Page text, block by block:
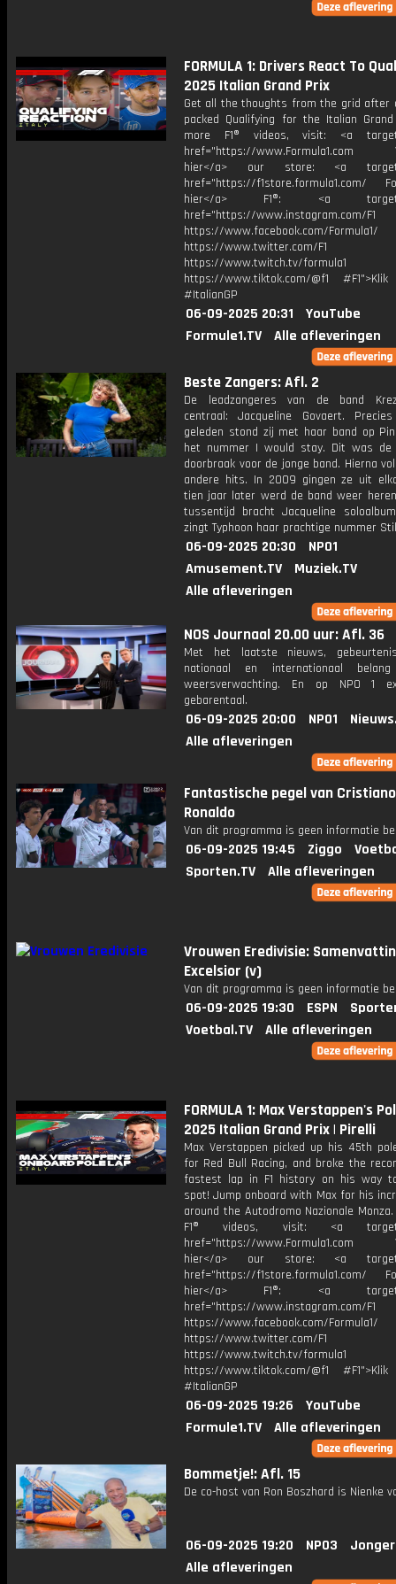
FORMULA 1: Drivers React To
2025 Italian Grand Prix
Get all the thoughts from the grid after
packed Qualifying for the Italian
more F1® videos, visit: <a
href="https://www.Formula1.com
hier</a> our store: <a
href="https://f1store.formula1.com/
hier</a> F1®: <a
href="https://www.instagram.com/F1
https://www.facebook.com/Formula1/
https://www.twitter.com/F1
https://www.twitch.tv/formula1
https://www.tiktok.com/@f1
#ItalianGP
06-09-2025 20:31
YouTube
Formule1.TV
Alle afleveringen
Beste Zangers: Afl. 2
De leadzangeres van de band
centraal: Jacqueline Govaert.
geleden stond zij met haar band op
het nummer I would stay. Dit was de
doorbraak voor de jonge band. Hierna
andere hits. In 2009 gingen ze uit
tien jaar later werd de band weer
tussentijd bracht Jacqueline
zingt Typhoon haar prachtige nummer
06-09-2025 20:30
NPO1
Amusement.TV
Muziek.TV
Alle afleveringen
NOS Journaal 20.00 uur: Afl. 36
Met het laatste nieuws,
nationaal en internationaal
weersverwachting. En op NPO 1
gebarentaal.
06-09-2025 20:00 NPO1
Alle afleveringen
Fantastische pegel van Cristiano
Ronaldo
Van dit programma is geen informatie
06-09-2025 19:45 Ziggo
Sporten.TV
Alle afleveringen
Vrouwen Eredivisie:
Excelsior (v)
Van dit programma is geen informatie
06-09-2025 19:30 ESPN
Voetbal.TV
Alle afleveringen
FORMULA 1: Max Verstappen's
2025 Italian Grand Prix | Pirelli
Max Verstappen picked up his 45th
for Red Bull Racing, and broke the
fastest lap in F1 history on his way
spot! Jump onboard with Max for his
around the Autodromo Nazionale
F1® videos, visit: <a
href="https://www.Formula1.com
hier</a> our store: <a
href="https://f1store.formula1.com/
hier</a> F1®: <a
href="https://www.instagram.com/F1
https://www.facebook.com/Formula1/
https://www.twitter.com/F1
https://www.twitch.tv/formula1
https://www.tiktok.com/@f1
#ItalianGP
06-09-2025 19:26
YouTube
Formule1.TV
Alle afleveringen
Bommetje!: Afl. 15
De co-host van Ron Boszhard is Nienke
06-09-2025 19:20 NPO3
Alle afleveringen